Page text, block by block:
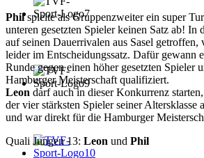
Philspielte als Gruppenzweiter ein super
unteren gesetzten Spieler keinen Satz ab! In
auf seinen Dauerrivalen aus Sasel getroffen,
leider im Entscheidungssatz. Dafür gewann
Runde gegen einen höher gesetzten Spieler
Hamburger Meisterschaft qualifiziert.
Leon darf auch in dieser Konkurrenz
der vier stärksten Spieler seiner Altersklasse
und war direkt für die Hamburger
Quali Jungen 13: Leon und Phil